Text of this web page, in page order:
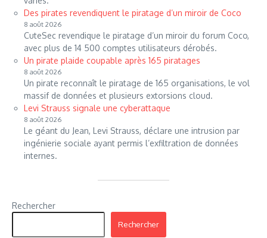
Des pirates revendiquent le piratage d’un miroir de Coco
8 août 2026
CuteSec revendique le piratage d’un miroir du forum Coco,
avec plus de 14 500 comptes utilisateurs dérobés.
Un pirate plaide coupable après 165 piratages
8 août 2026
Un pirate reconnaît le piratage de 165 organisations, le vol
massif de données et plusieurs extorsions cloud.
Levi Strauss signale une cyberattaque
8 août 2026
Le géant du Jean, Levi Strauss, déclare une intrusion par
ingénierie sociale ayant permis l’exfiltration de données
internes.
Rechercher
Rechercher